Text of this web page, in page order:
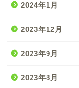
2024年1月
2023年12月
2023年9月
2023年8月